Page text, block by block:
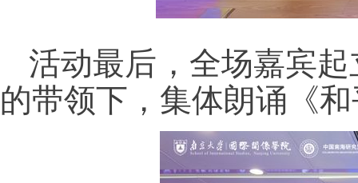
活动最后，全场嘉宾
的带领下，集体朗诵《